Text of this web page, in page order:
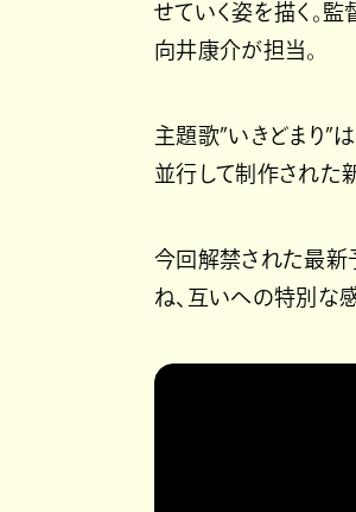
せていく姿を描く。
向井康介が担当。
主題歌”いきどまり”
並行して制作された
今回解禁された最新
ね、互いへの特別な